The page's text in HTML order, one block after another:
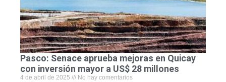
Pasco: Senace aprueba mejoras en Quicay
con inversión mayor a US$ 28 millones
4 de abril de 2025
No hay comentarios